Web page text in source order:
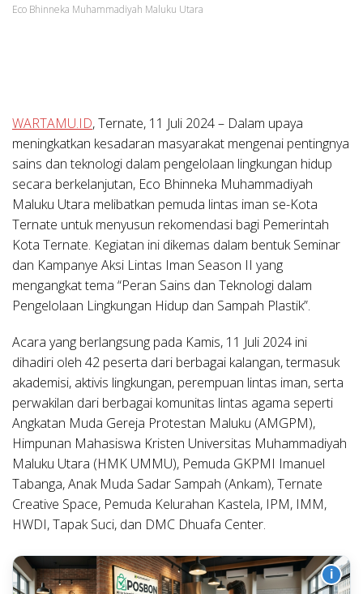
Eco Bhinneka Muhammadiyah Maluku Utara
WARTAMU.ID,Ternate, 11 Juli 2024– Dalam upaya
meningkatkan kesadaran masyarakat mengenai pentingnya
sains dan teknologi dalam pengelolaan lingkungan hidup
secara berkelanjutan, Eco Bhinneka Muhammadiyah
Maluku Utara melibatkan pemuda lintas iman se-Kota
Ternate untuk menyusun rekomendasi bagi Pemerintah
Kota Ternate. Kegiatan ini dikemas dalam bentuk Seminar
dan Kampanye Aksi Lintas Iman Season II yang
mengangkat tema “Peran Sains dan Teknologi dalam
Pengelolaan Lingkungan Hidup dan Sampah Plastik”.
Acara yang berlangsung pada Kamis, 11 Juli 2024 ini
dihadiri oleh 42 peserta dari berbagai kalangan, termasuk
akademisi, aktivis lingkungan, perempuan lintas iman, serta
perwakilan dari berbagai komunitas lintas agama seperti
Angkatan Muda Gereja Protestan Maluku (AMGPM),
Himpunan Mahasiswa Kristen Universitas Muhammadiyah
Maluku Utara (HMK UMMU), Pemuda GKPMI Imanuel
Tabanga, Anak Muda Sadar Sampah (Ankam), Ternate
Creative Space, Pemuda Kelurahan Kastela, IPM, IMM,
HWDI, Tapak Suci, dan DMC Dhuafa Center.
i